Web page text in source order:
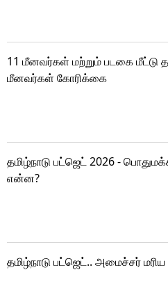
11 மீனவர்கள் மற்றும் படகை மீட்டு
மீனவர்கள் கோரிக்கை
தமிழ்நாடு பட்ஜெட் 2026 -
என்ன?
தமிழ்நாடு பட்ஜெட்.. அமைச்சர்